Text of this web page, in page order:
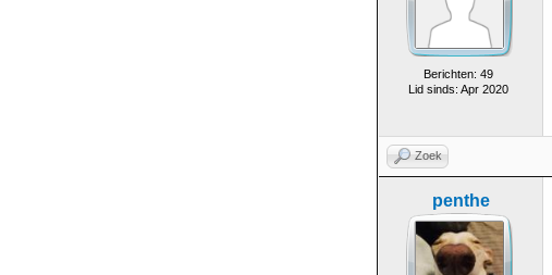
Berichten: 49
Lid sinds: Apr 2020
Zoek
penthe